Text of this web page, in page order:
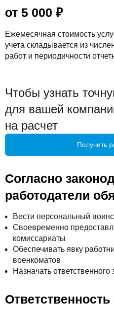
от 5 000 ₽
Ежемесячная стоимость
учета складывается из
работ и периодичности
Чтобы узнать
для вашей
на расчет
Получить
Согласно
работодатели
Вести персональный
Своевременно
комиссариаты
Обеспечивать явку
военкоматов
Назначать ответственного